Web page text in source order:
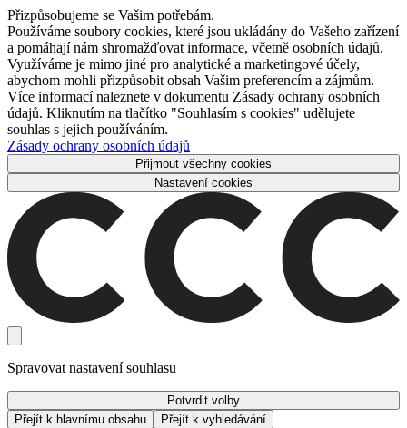
Přizpůsobujeme se Vašim potřebám.
Používáme soubory cookies, které jsou ukládány do Vašeho zařízení
a pomáhají nám shromažďovat informace, včetně osobních údajů.
Využíváme je mimo jiné pro analytické a marketingové účely,
abychom mohli přizpůsobit obsah Vašim preferencím a zájmům.
Více informací naleznete v dokumentu Zásady ochrany osobních
údajů. Kliknutím na tlačítko "Souhlasím s cookies" udělujete
souhlas s jejich používáním.
Zásady ochrany osobních údajů
Přijmout všechny cookies
Nastavení cookies
Spravovat nastavení souhlasu
Potvrdit volby
Přejít k hlavnímu obsahu
Přejít k vyhledávání